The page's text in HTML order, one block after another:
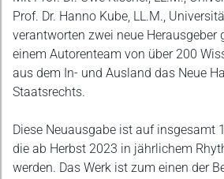
Prof. Dr. Hanno Kube, LL.M.,
verantworten zwei neue Herausgeber
einem Autorenteam von über 200
aus dem In- und Ausland das Neue
Staatsrechts.
Diese Neuausgabe ist auf insgesamt
die ab Herbst 2023 in jährlichem
werden. Das Werk ist zum einen der